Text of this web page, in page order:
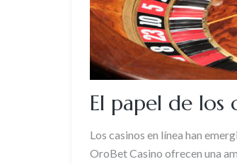
El papel de los
Los casinos en línea han
OroBet Casino ofrecen una